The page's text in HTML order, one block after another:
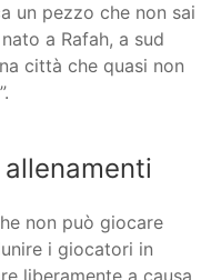
un pezzo che non sai
a Rafah, a sud
città che quasi non
non può giocare
i giocatori in
liberamente a causa